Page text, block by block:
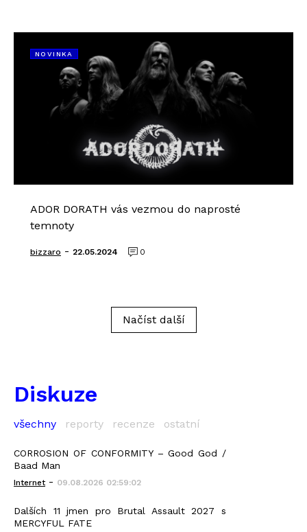
NOVINKA
ADOR DORATH vás vezmou do naprosté
temnoty
bizzaro - 22.05.2024 0
Načíst další
Diskuze
všechny reporty recenze ostatní
CORROSION OF CONFORMITY – Good God /
Baad Man
Internet- 09.08.2026 02:59:02
Dalších 11 jmen pro Brutal Assault 2027 s
MERCYFUL FATE